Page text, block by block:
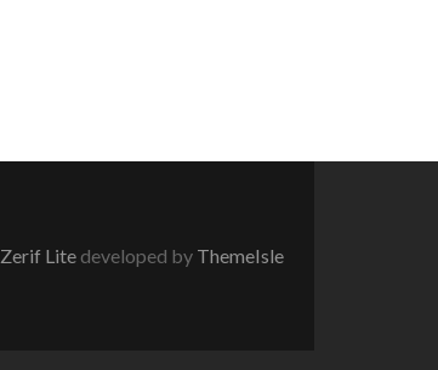
Zerif Lite developed by ThemeIsle